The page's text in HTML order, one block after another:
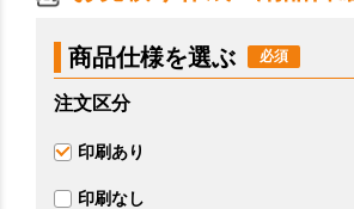
商品仕様を選ぶ
注文区分
印刷あり
印刷なし